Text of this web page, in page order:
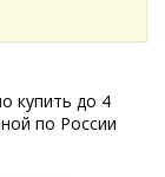
купить до 4
по России